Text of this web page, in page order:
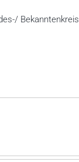
Bekanntenkreis